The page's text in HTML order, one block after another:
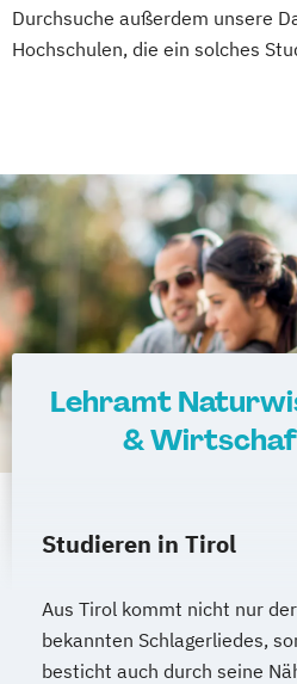
Material- und
Mikrobiologie
Molekulare Zell- und
Musikerziehung (Lehramt)
Musikwissenschaft
PhD Program Economics
(Doktoratsstudium)
(Doktoratsstudium)
PhD Programm
Pharmazie Philosophie
Philosophie an der
Theologischen Fakultät
Durchsuche außerdem unsere
Hochschulen, die ein solches
Lehramt
&
Studieren in Tirol
Aus Tirol kommt nicht nur
bekannten Schlagerliedes,
besticht auch durch seine